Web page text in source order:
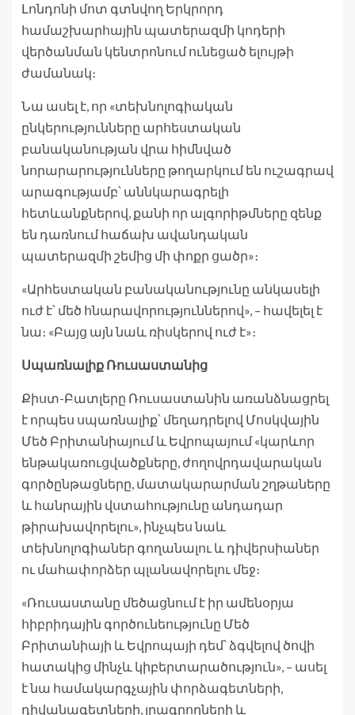
Լոնդոնի մոտ գտնվող Երկրորդ
համաշխարհային պատերազմի կոդերի
վերծանման կենտրոնում ունեցած ելույթի
ժամանակ։
Նա ասել է, որ «տեխնոլոգիական
ընկերությունները արհեստական ​​
բանականության վրա հիմնված
նորարարությունները թողարկում են ուշագրավ
արագությամբ՝ աննկարագրելի
հետևանքներով, քանի որ ալգորիթմները զենք
են դառնում հաճախ ավանդական
պատերազմի շեմից մի փոքր ցածր»։
«Արհեստական ​​բանականությունը անկասելի
ուժ է՝ մեծ հնարավորություններով», – հավելել է
նա։ «Բայց այն նաև ռիսկերով ուժ է»։
Սպառնալիք Ռուսաստանից
Քիստ-Բատլերը Ռուսաստանին առանձնացրել
է որպես սպառնալիք՝ մեղադրելով Մոսկվային
Մեծ Բրիտանիայում և Եվրոպայում «կարևոր
ենթակառուցվածքները, ժողովրդավարական
գործընթացները, մատակարարման շղթաները
և հանրային վստահությունը անդադար
թիրախավորելու», ինչպես նաև
տեխնոլոգիաներ գողանալու և դիվերսիաներ
ու մահափորձեր պլանավորելու մեջ։
«Ռուսաստանը մեծացնում է իր ամենօրյա
հիբրիդային գործունեությունը Մեծ
Բրիտանիայի և Եվրոպայի դեմ՝ ձգվելով ծովի
հատակից մինչև կիբերտարածություն», – ասել
է նա համակարգչային փորձագետների,
դիվանագետների, լրագրողների և